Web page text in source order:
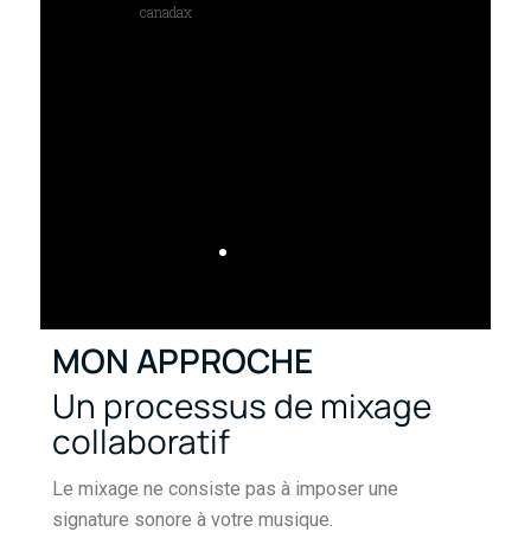
canadax
MON APPROCHE
Un processus de mixage
collaboratif
Le mixage ne consiste pas à imposer une
signature sonore à votre musique.